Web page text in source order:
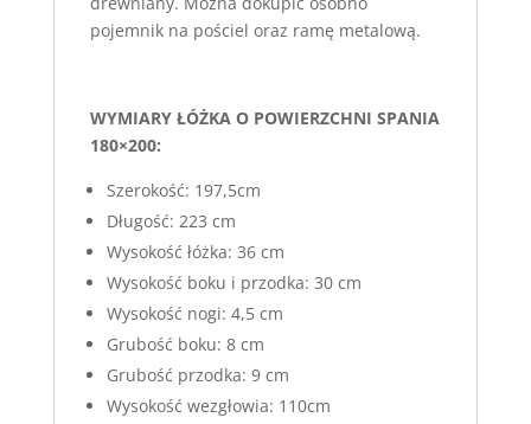
pojemnik na pościel oraz ramę metalową.
WYMIARY ŁÓŻKA O POWIERZCHNI SPANIA
180×200:
Szerokość: 197,5cm
Długość: 223 cm
Wysokość łóżka: 36 cm
Wysokość boku i przodka: 30 cm
Wysokość nogi: 4,5 cm
Grubość boku: 8 cm
Grubość przodka: 9 cm
Wysokość wezgłowia: 110cm